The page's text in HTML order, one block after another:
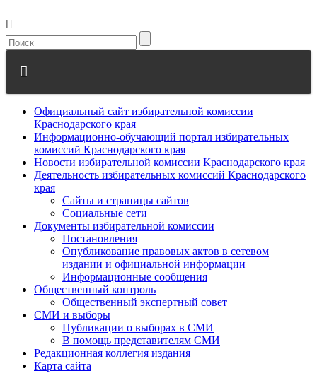
Официальный сайт избирательной комиссии
Краснодарского края
Информационно-обучающий портал избирательных
комиссий Краснодарского края
Новости избирательной комиссии Краснодарского края
Деятельность избирательных комиссий Краснодарского
края
Сайты и страницы сайтов
Социальные сети
Документы избирательной комиссии
Постановления
Опубликование правовых актов в сетевом
издании и официальной информации
Информационные сообщения
Общественный контроль
Общественный экспертный совет
СМИ и выборы
Публикации о выборах в СМИ
В помощь представителям СМИ
Редакционная коллегия издания
Карта сайта